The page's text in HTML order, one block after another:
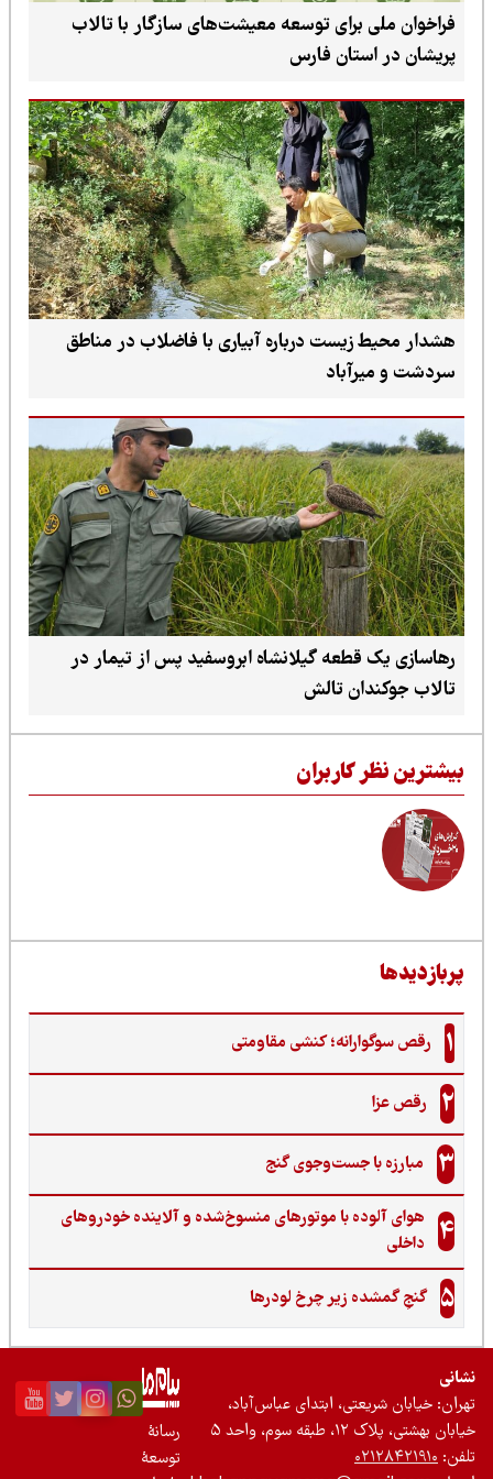
برای توسعه معیشت‌های سازگار با تالاب
فارس
درباره آبیاری با فاضلاب در مناطق
گیلانشاه ابروسفید پس از تیمار در
تالش
کاربران
فاصله قانون و اجرای محیط‌زیست تا روایت‌های
انسانی از اوتیسم
کنشی مقاومتی
جست‌وجوی گنج‌
با موتورهای منسوخ‌شده و آلاینده خودروهای
زیر چرخ لودرها
ابتدای عباس‌آباد،
۵
رسانۀ